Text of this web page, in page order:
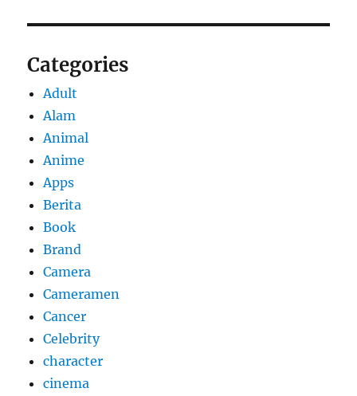
Categories
Adult
Alam
Animal
Anime
Apps
Berita
Book
Brand
Camera
Cameramen
Cancer
Celebrity
character
cinema